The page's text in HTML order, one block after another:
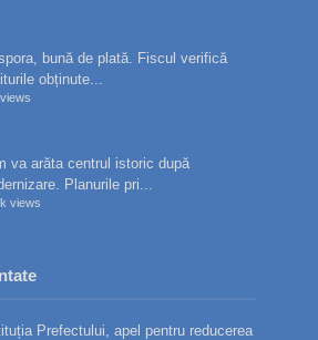
bună de plată. Fiscul verifică
obținute...
va arăta centrul istoric după
Planurile pri...
views
Prefectului, apel pentru reducerea